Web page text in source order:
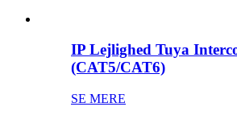
IP Lejlighed Tuya
(CAT5/CAT6)
SE MERE